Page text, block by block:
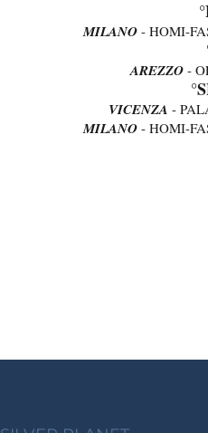
MILANO - HOMI-
AREZZO -
VICENZA -
MILANO- HOMI-